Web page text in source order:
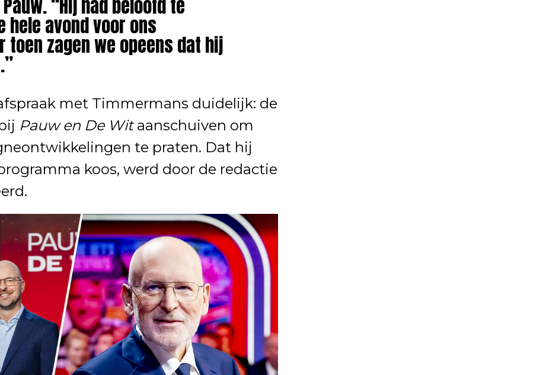
“Hij had beloofd te
hele avond voor ons
toen zagen we opeens dat hij
met Timmermans duidelijk: de
Pauw en De Witaanschuiven om
te praten. Dat hij
koos, werd door de redactie